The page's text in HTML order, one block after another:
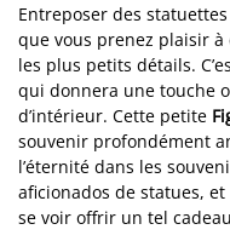
Entreposer des
que vous prenez plaisir
les plus petits détails.
qui donnera une touche
d’intérieur. Cette petite
souvenir profondément
l’éternité dans les
aficionados de statues,
se voir offrir un tel